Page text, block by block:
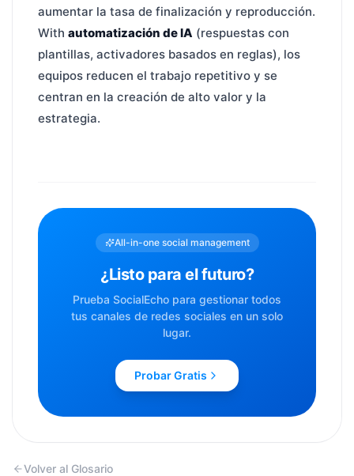
aumentar la tasa de finalización y reproducción.
With automatización de IA (respuestas con
plantillas, activadores basados en reglas), los
equipos reducen el trabajo repetitivo y se
centran en la creación de alto valor y la
estrategia.
All-in-one social management
¿Listo para el futuro?
Prueba SocialEcho para gestionar todos
tus canales de redes sociales en un solo
lugar.
Probar Gratis
Volver al Glosario